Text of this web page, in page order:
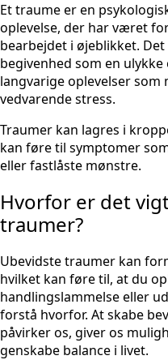
Et traume er en
oplevelse, der har været
bearbejdet i øjeblikket.
begivenhed som en
langvarige oplevelser
vedvarende stress.
Traumer kan lagres i
kan føre til symptomer
eller fastlåste mønstre.
Hvorfor er det
traumer?
Ubevidste traumer kan
hvilket kan føre til, at du
handlingslammelse eller
forstå hvorfor. At skabe
påvirker os, giver os
genskabe balance i livet.